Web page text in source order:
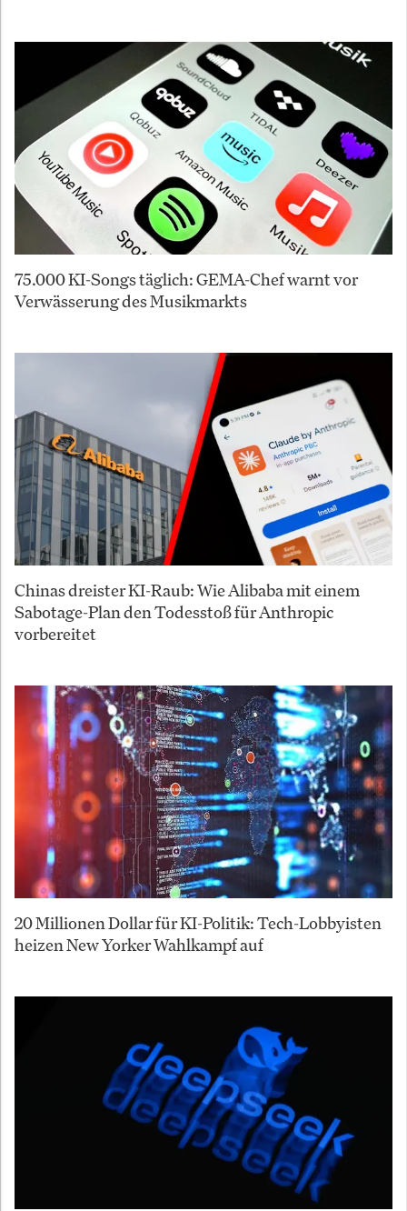
75.000 KI-Songs täglich: GEMA-Chef warnt vor
Verwässerung des Musikmarkts
Chinas dreister KI-Raub: Wie Alibaba mit einem
Sabotage-Plan den Todesstoß für Anthropic
vorbereitet
20 Millionen Dollar für KI-Politik: Tech-Lobbyisten
heizen New Yorker Wahlkampf auf